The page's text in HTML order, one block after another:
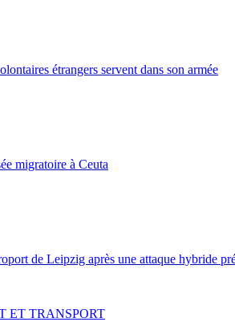
étrangers servent dans son armée
migratoire à Ceuta
de Leipzig après une attaque hybride
ET TRANSPORT